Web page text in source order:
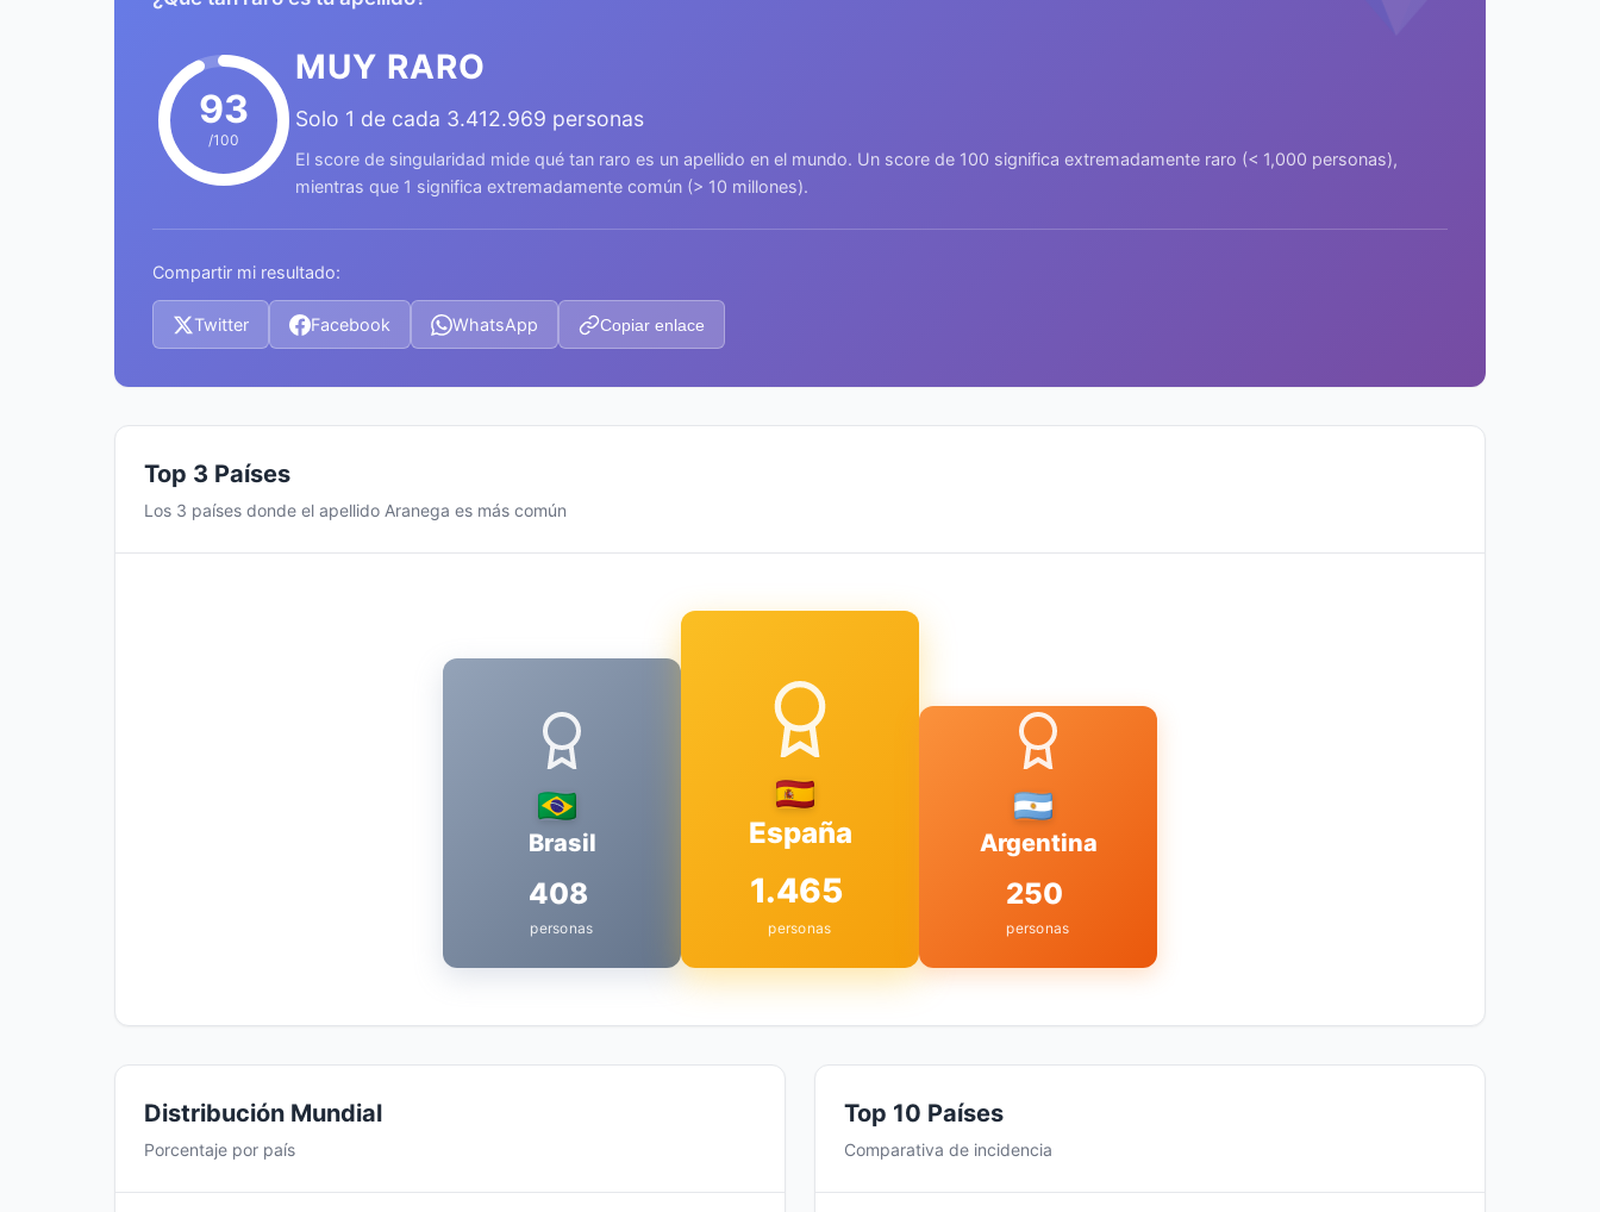
93
/100
MUY RARO
Solo 1 de cada 3.412.969 personas
El score de singularidad mide qué tan raro es un apellido en el mundo. Un score de 100 significa extremadamente raro (< 1,000 personas),
mientras que 1 significa extremadamente común (> 10 millones).
Compartir mi resultado:
Twitter Facebook WhatsApp Copiar enlace
Top 3 Países
Los 3 países donde el apellido Aranega es más común
Brasil
408
personas
España
1.465
personas
Argentina
250
personas
Distribución Mundial
Porcentaje por país
Top 10 Países
Comparativa de incidencia